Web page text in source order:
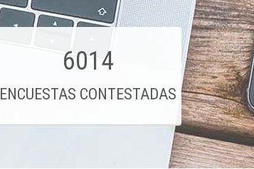
6014
ENCUESTAS CONTESTADAS